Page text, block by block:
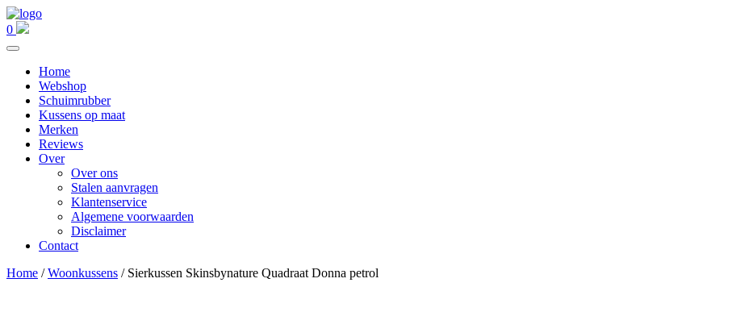
0
Home
Webshop
Schuimrubber
Kussens op maat
Merken
Reviews
Over
Over ons
Stalen aanvragen
Klantenservice
Algemene voorwaarden
Disclaimer
Contact
Home /Woonkussens / Sierkussen Skinsbynature Quadraat Donna petrol